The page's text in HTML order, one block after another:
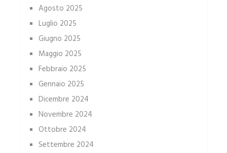
Agosto 2025
Luglio 2025
Giugno 2025
Maggio 2025
Febbraio 2025
Gennaio 2025
Dicembre 2024
Novembre 2024
Ottobre 2024
Settembre 2024